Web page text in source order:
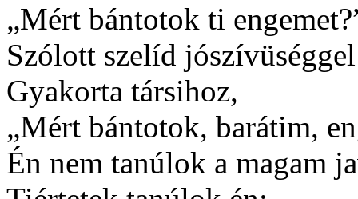
„Mért bántotok ti
Szólott szelíd jószívüséggel
Gyakorta társihoz,
„Mért bántotok, barátim,
Én nem tanúlok a magam